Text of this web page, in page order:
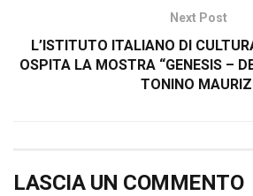
Next Post
L’ISTITUTO ITALIANO DI
OSPITA LA MOSTRA “GENESIS –
TONINO
LASCIA UN COMMENTO